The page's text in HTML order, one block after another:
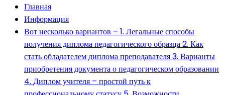
Главная
Информация
Вот несколько вариантов – 1. Легальные способы
получения диплома педагогического образца 2. Как
стать обладателем диплома преподавателя 3. Варианты
приобретения документа о педагогическом образовании
4. Диплом учителя – простой путь к